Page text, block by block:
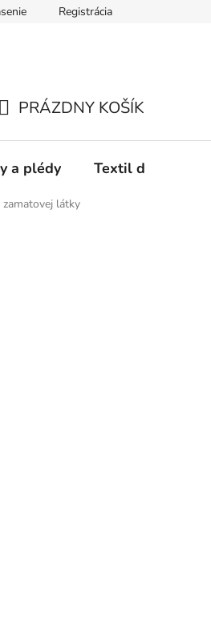
Registrácia
PRÁZDNY KOŠÍK
a plédy Textil do spálne
zamatovej látky